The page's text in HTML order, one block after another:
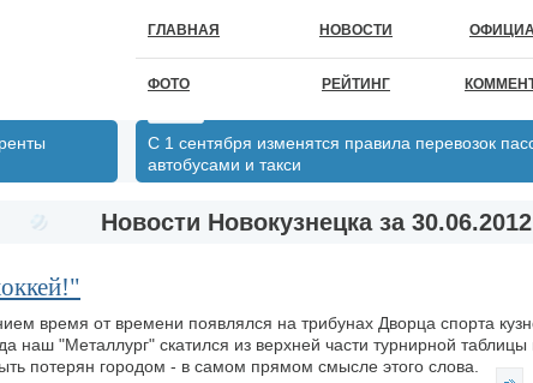
ГЛАВНАЯ НОВОСТИ
ФОТО РЕЙТИНГ
С 1 сентября изменятся правила перевозок
автобусами и такси
Новости Новокузнецка за 30.06.2012
время от времени появлялся на трибунах Дворца спорта
наш "Металлург" скатился из верхней части турнирной
потерян городом - в самом прямом смысле этого слова.